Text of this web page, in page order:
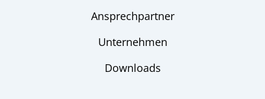
Ansprechpartner
Unternehmen
Downloads